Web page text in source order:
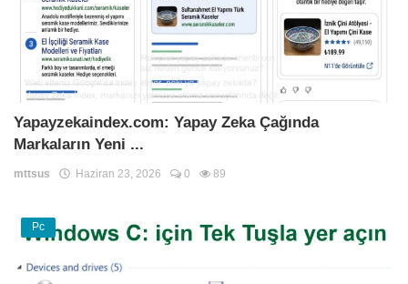
Yapayzekaindex.com: Yapay Zeka Çağında
Markaların Yeni ...
mttsus Haziran 23, 2026 0 89
Pc